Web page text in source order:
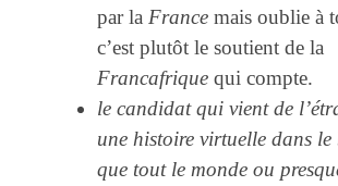
par la France mais oublie à
c’est plutôt le soutient de la
Francafrique qui compte.
le candidat qui vient de
une histoire virtuelle dans le
que tout le monde ou